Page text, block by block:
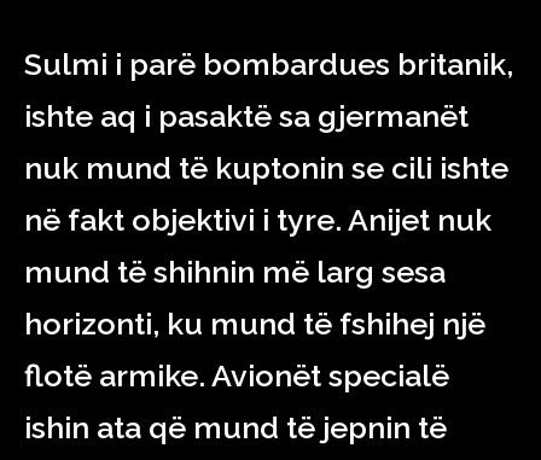
Sulmi i parë bombardues britanik,
ishte aq i pasaktë sa gjermanët
nuk mund të kuptonin se cili ishte
në fakt objektivi i tyre. Anijet nuk
mund të shihnin më larg sesa
horizonti, ku mund të fshihej një
flotë armike. Avionët specialë
ishin ata që mund të jepnin të